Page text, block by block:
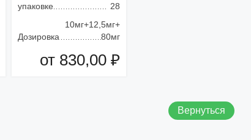
упаковке
28
Дозировка
10мг+12,5мг+
80мг
от 830,00 ₽
Вернуться